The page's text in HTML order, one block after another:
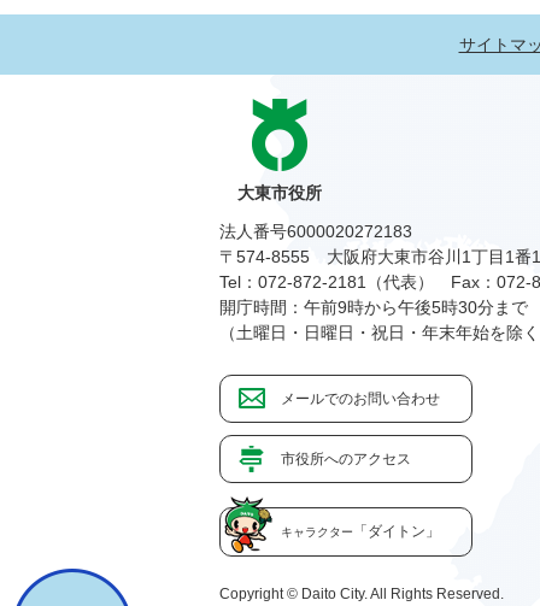
サイトマ
大東市役所
法人番号6000020272183
〒574-8555 大阪府大東市谷川1丁目1番
Tel：072-872-2181（代表）
Fax：072-
開庁時間：午前9時から午後5時30分まで
（土曜日・日曜日・祝日・年末年始を除
メールでのお問い合わせ
市役所へのアクセス
キャラクター 「ダイトン」
Copyright © Daito City. All Rights Reserved.